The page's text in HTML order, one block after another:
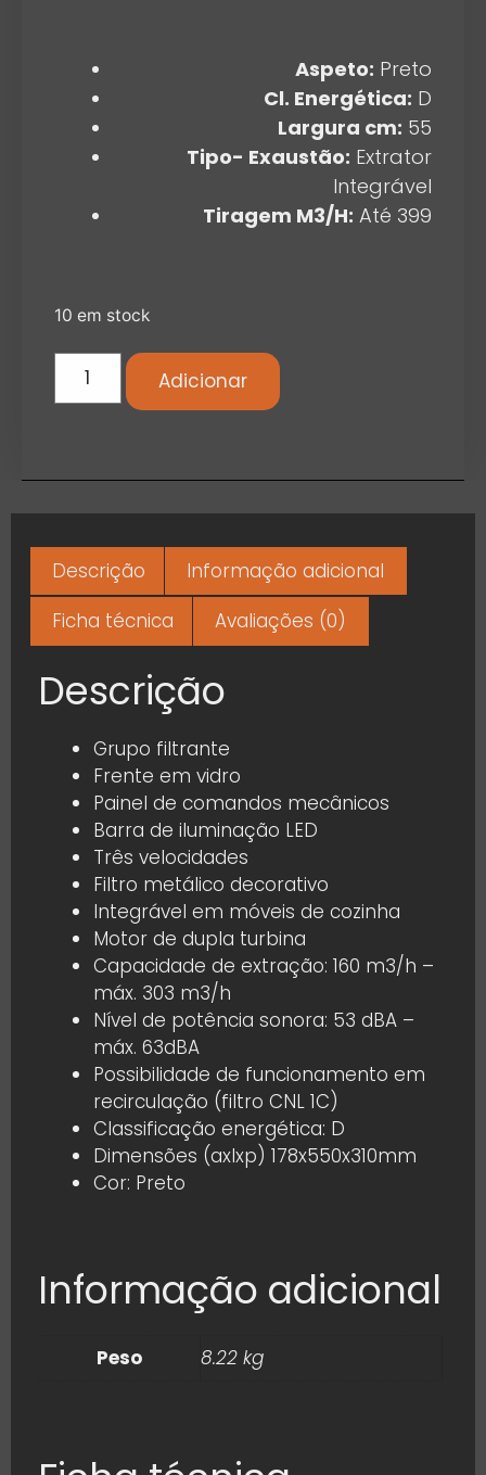
Aspeto: Preto
Cl. Energética: D
Largura cm: 55
Tipo- Exaustão: Extrator
Integrável
Tiragem M3/H: Até 399
10 em stock
Adicionar
Descrição
Informação adicional
Ficha técnica
Avaliações (0)
Descrição
Grupo filtrante
Frente em vidro
Painel de comandos mecânicos
Barra de iluminação LED
Três velocidades
Filtro metálico decorativo
Integrável em móveis de cozinha
Motor de dupla turbina
Capacidade de extração: 160 m3/h –
máx. 303 m3/h
Nível de potência sonora: 53 dBA –
máx. 63dBA
Possibilidade de funcionamento em
recirculação (filtro CNL 1C)
Classificação energética: D
Dimensões (axlxp) 178x550x310mm
Cor: Preto
Informação adicional
Peso 8.22 kg